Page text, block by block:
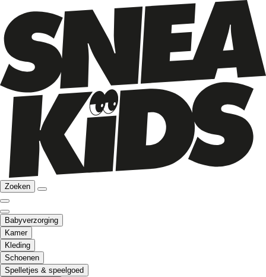
Zoeken
Babyverzorging
Kamer
Kleding
Schoenen
Spelletjes & speelgoed